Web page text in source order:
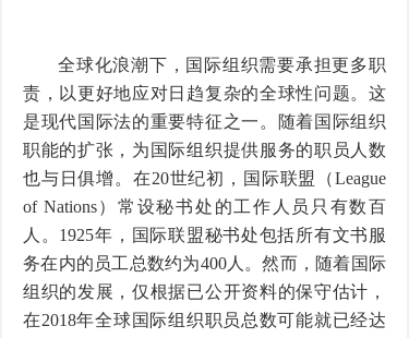
全球化浪潮下，国际组织需要承担更多职
责，以更好地应对日趋复杂的全球性问题。这
是现代国际法的重要特征之一。随着国际组织
职能的扩张，为国际组织提供服务的职员人数
也与日俱增。在20世纪初，国际联盟（League
of Nations）常设秘书处的工作人员只有数百
人。 1925年，国际联盟秘书处包括所有文书服
务在内的员工总数约为400人。然而，随着国际
组织的发展，仅根据已公开资料的保守估计，
在2018年全球国际组织职员总数可能就已经达